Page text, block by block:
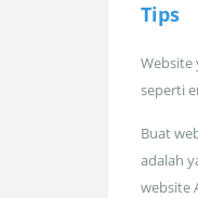
Tips
Website
seperti
Buat
adalah
website